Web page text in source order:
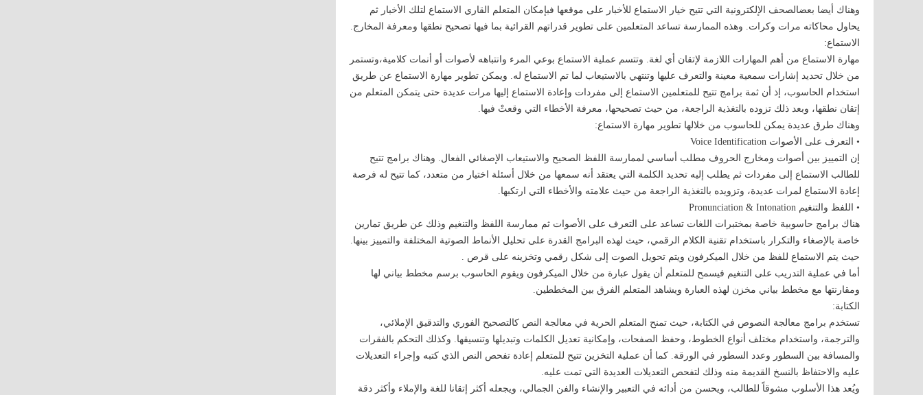
وهناك أيضا بعضالصحف الإلكترونية التي تتيح خيار الاستماع للأخبار على موقعها فبإمكان المتعلم القاري الاستماع لتلك الأخبار ثم
يحاول محاكاته مرات وكرات. وهذه الممارسة تساعد المتعلمين على تطوير قدراتهم القرائية بما فيها تصحيح نطقها ومعرفة المخارج.
الاستماع:
مهارة الاستماع من أهم المهارات اللازمة لإتقان أي لغة. وتتسم عملية الاستماع بوعي المرء وانتباهه لأصوات أو أنمات كلامية،وتستمر
من خلال تحديد إشارات سمعية معينة والتعرف عليها وتنتهي بالاستيعاب لما تم الاستماع له. ويمكن تطوير مهارة الاستماع عن طريق
استخدام الحاسوب، إذ أن ثمة برامج تتيح للمتعلمين الاستماع إلى مفردات وإعادة الاستماع إليها مرات عديدة حتى يتمكن المتعلم من
إتقان نطقها، وبعد ذلك تزوده بالتغذية الراجعة، من حيث تصحيحها، معرفة الأخطاء التي وقعتْ فيها.
وهناك طرق عديدة يمكن للحاسوب من خلالها تطوير مهارة الاستماع:
• التعرف على الأصوات Voice Identification
إن التمييز بين أصوات ومخارج الحروف مطلب أساسي لممارسة اللفظ الصحيح والاستيعاب الإصغائي الفعال. وهناك برامج تتيح
للطالب الاستماع إلى مفردات ثم يطلب إليه تحديد الكلمة التي يعتقد أنه سمعها من خلال أسئلة اختيار من متعدد، كما تتيح له فرصة
إعادة الاستماع لمرات عديدة، وتزويده بالتغذية الراجعة من حيث علامته والأخطاء التي ارتكبها.
• اللفظ والتنغيم Pronunciation & Intonation
هناك برامج حاسوبية خاصة بمختبرات اللغات تساعد على التعرف على الأصوات ثم ممارسة اللفظ والتنغيم وذلك عن طريق تمارين
خاصة بالإصغاء والتكرار باستخدام تقنية الكلام الرقمي، حيث لهذه البرامج القدرة على تحليل الأنماط الصوتية المختلفة والتمييز بينها.
حيث يتم الاستماع للفظ من خلال الميكرفون ويتم تحويل الصوت إلى شكل رقمي وتخزينه على قرص .
أما في عملية التدريب على التنغيم فيسمح للمتعلم أن يقول عبارة من خلال الميكرفون ويقوم الحاسوب برسم مخطط بياني لها
ومقارنتها مع مخطط بياني مخزن لهذه العبارة ويشاهد المتعلم الفرق بين المخططين.
الكتابة:
تستخدم برامج معالجة النصوص في الكتابة، حيث تمنح المتعلم الحرية في معالجة النص كالتصحيح الفوري والتدقيق الإملائي،
والترجمة، واستخدام مختلف أنواع الخطوط، وحفظ الصفحات، وإمكانية تعديل الكلمات وتبديلها وتنسيقها. وكذلك التحكم بالفقرات
والمسافة بين السطور وعدد السطور في الورقة. كما أن عملية التخزين تتيح للمتعلم إعادة تفحص النص الذي كتبه وإجراء التعديلات
عليه والاحتفاظ بالنسخ القديمة منه وذلك لتفحص التعديلات العديدة التي تمت عليه.
ويُعد هذا الأسلوب مشوقاً للطالب، ويحسن من أدائه في التعبير والإنشاء والفن الجمالي، ويجعله أكثر إتقانا للغة والإملاء وأكثر دقة